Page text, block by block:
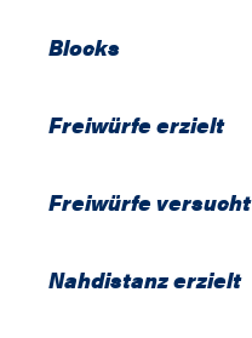
Blocks
Freiwürfe erzielt
Freiwürfe versucht
Nahdistanz erzielt